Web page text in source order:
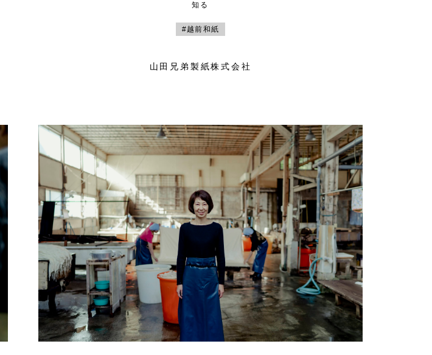
知る
#越前和紙
山田兄弟製紙株式会社